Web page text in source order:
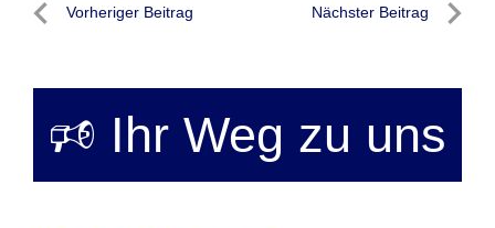
Beitragsnavigation
Vorheriger Beitrag Nächster Beitrag
🕫 Ihr Weg zu uns